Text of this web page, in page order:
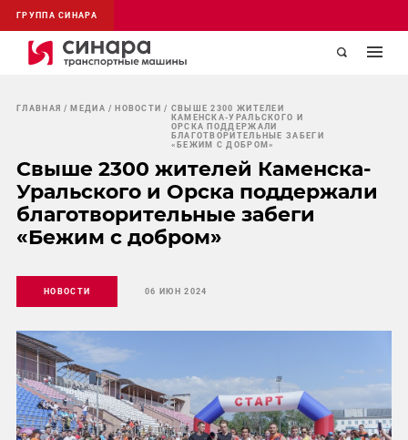
ГРУППА СИНАРА
ГЛАВНАЯ МЕДИА НОВОСТИ
СВЫШЕ 2300 ЖИТЕЛЕЙ
КАМЕНСКА-УРАЛЬСКОГО И
ОРСКА ПОДДЕРЖАЛИ
БЛАГОТВОРИТЕЛЬНЫЕ ЗАБЕГИ
«БЕЖИМ С ДОБРОМ»
Свыше 2300 жителей Каменска-
Уральского и Орска поддержали
благотворительные забеги
«Бежим с добром»
НОВОСТИ 06 ИЮН 2024